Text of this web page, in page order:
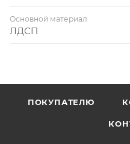
Основной материал
ЛДСП
ПОКУПАТЕЛЮ